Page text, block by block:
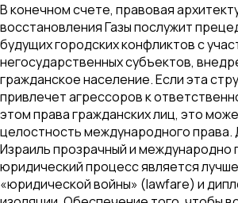
В конечном счете, правовая
восстановления Газы послужит
будущих городских конфликтов с
негосударственных субъектов,
гражданское население. Если эта
привлечет агрессоров к
этом права гражданских лиц, это
целостность международного права.
Израиль прозрачный и международно
юридический процесс является
«юридической войны» (lawfare) и